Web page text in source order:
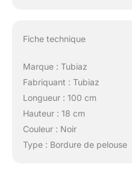
Fiche technique
Marque : Tubiaz
Fabriquant : Tubiaz
Longueur : 100 cm
Hauteur : 18 cm
Couleur : Noir
Type : Bordure de pelouse